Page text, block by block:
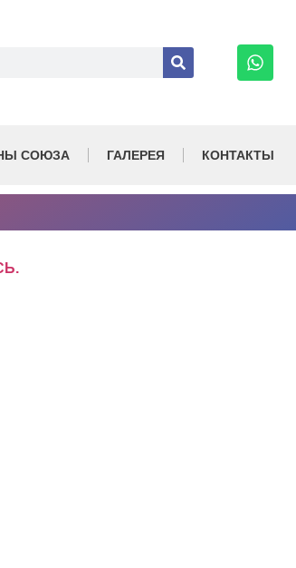
СОЮЗА ГАЛЕРЕЯ КОНТАКТЫ